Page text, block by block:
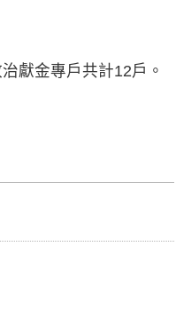
獻金專戶共計12戶。